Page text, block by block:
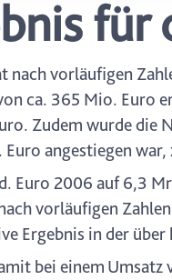
wählen, stehen Ihnen
können Ihre Einwilligung
durch Anklicken des
nach vorläufigen
ca. 365 Mio. Euro
Zudem wurde
angestiegen
Euro 2006 auf 6,3
vorläufigen
Ergebnis in der
bei einem